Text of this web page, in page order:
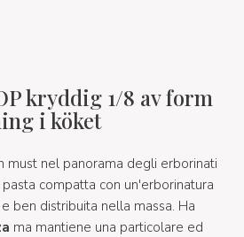
kryddig 1/8 av form
i köket
must nel panorama degli erborinati
compatta con un'erborinatura
ben distribuita nella massa. Ha
ma mantiene una particolare ed